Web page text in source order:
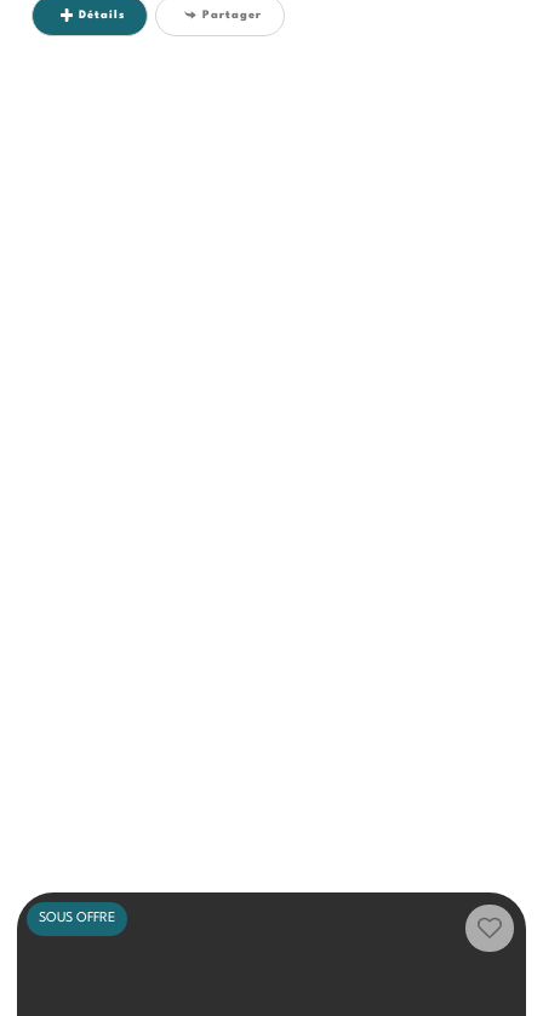
Détails Partager
SOUS OFFRE